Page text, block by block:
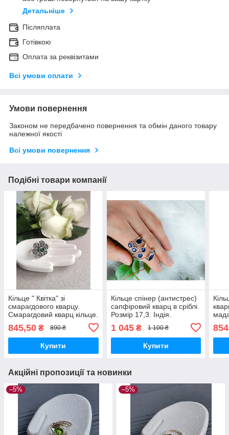
Детальніше
Післяплата
Готівкою
Оплата за реквізитами
Всі умови оплати
Умови повернення
Законом не передбачено повернення та обмін даного товару
належної якості
Всі умови повернення
Подібні товари компанії
Кільце " Квітка" зі
смарагдового кварцу.
Смарагдовий кварц кільце.
Кварц в сріблі. Розмір 17.
Індія.
845,50 ₴ 890 ₴
Купити
Кільце спінер (антистрес)
сапфіровий кварц в сріблі.
Розмір 17,3. Індія.
1 045₴ 1 100 ₴
Купити
Акційні пропозиції та новинки
–5% –5%